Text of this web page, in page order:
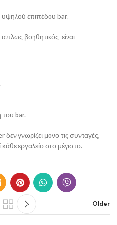
υψηλού επιπέδου bar.
βοηθητικός είναι
του bar.
γνωρίζει μόνο τις συνταγές,
εργαλείο στο μέγιστο.
Older